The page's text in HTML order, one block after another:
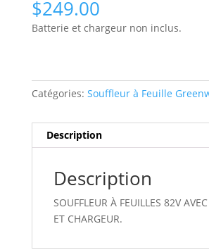
$249.00
Batterie et chargeur non inclus.
Catégories: Souffleur à Feuille
Description
Description
SOUFFLEUR À FEUILLES 82V
ET CHARGEUR.